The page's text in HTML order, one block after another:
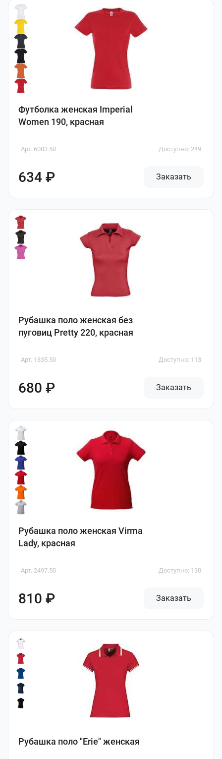
Футболка женская Imperial
Women 190, красная
Арт. 6083.50 Доступно: 249
634 ₽ Заказать
Рубашка поло женская без
пуговиц Pretty 220, красная
Арт. 1835.50 Доступно: 113
680 ₽ Заказать
Рубашка поло женская Virma
Lady, красная
Арт. 2497.50 Доступно: 130
810 ₽ Заказать
Рубашка поло "Erie" женская